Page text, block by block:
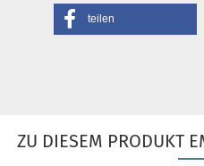
teilen
ZU DIESEM PRODUKT